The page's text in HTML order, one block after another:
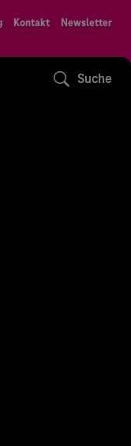
Kontakt Newsletter
Suche